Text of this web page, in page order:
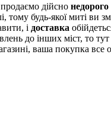
дійсно недорого
тому будь-якої миті ви
і доставка
до інших міст, то
ваша покупка все